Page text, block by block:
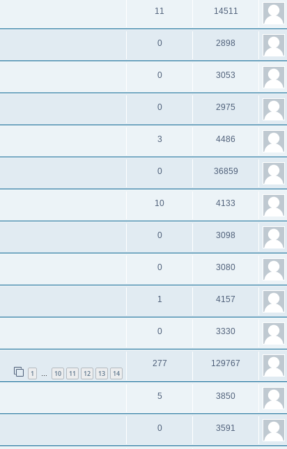
11 14511
0 2898
0 3053
0 2975
3 4486
0 36859
10 4133
0 3098
0 3080
1 4157
0 3330
1 … 10 11 12 13 14
277 129767
5 3850
0 3591